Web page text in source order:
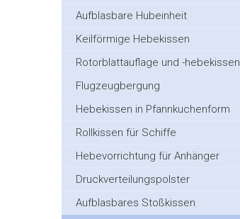
Aufblasbare Hubeinheit
Keilförmige Hebekissen
Rotorblattauflage und -hebekissen
Flugzeugbergung
Hebekissen in Pfannkuchenform
Rollkissen für Schiffe
Hebevorrichtung für Anhänger
Druckverteilungspolster
Aufblasbares Stoßkissen